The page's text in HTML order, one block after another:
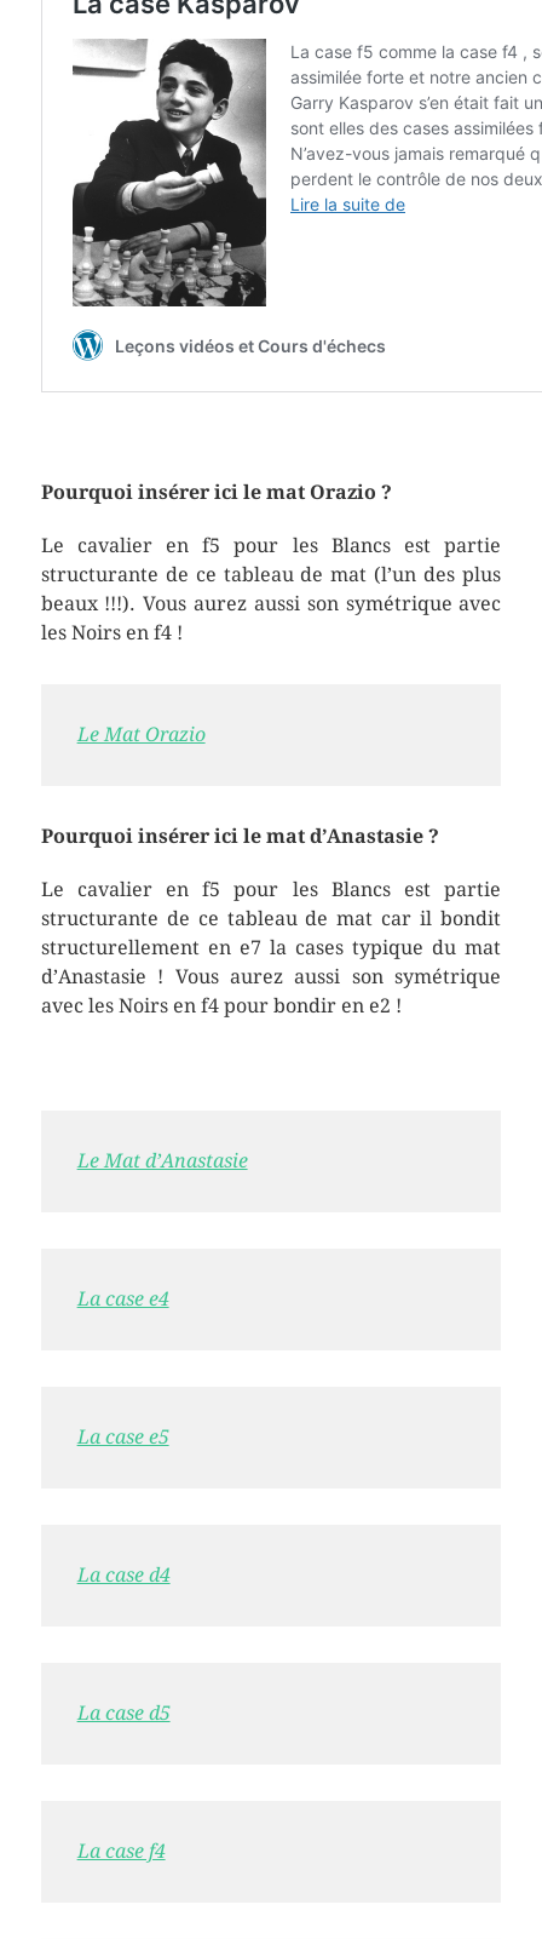
Pourquoi insérer ici le mat Orazio ?
Le cavalier en f5 pour les Blancs est partie
structurante de ce tableau de mat (l’un des plus
beaux !!!). Vous aurez aussi son symétrique avec
les Noirs en f4 !
Le Mat Orazio
Pourquoi insérer ici le mat d’Anastasie ?
Le cavalier en f5 pour les Blancs est partie
structurante de ce tableau de mat car il bondit
structurellement en e7 la cases typique du mat
d’Anastasie ! Vous aurez aussi son symétrique
avec les Noirs en f4 pour bondir en e2 !
Le Mat d’Anastasie
La case e4
La case e5
La case d4
La case d5
La case f4